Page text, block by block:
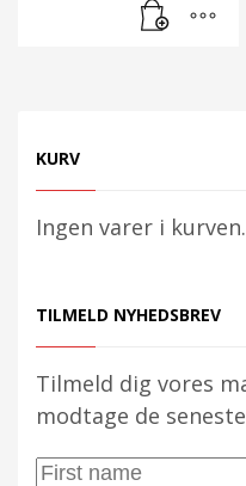
KURV
Ingen varer i kurven.
TILMELD NYHEDSBREV
Tilmeld dig vores
modtage de
First